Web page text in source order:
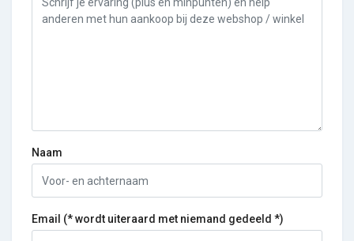
Naam
Email (* wordt uiteraard met niemand gedeeld *)